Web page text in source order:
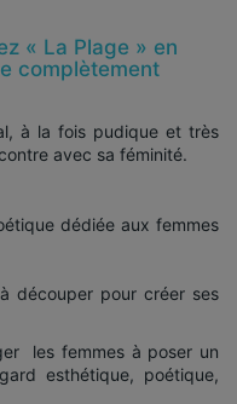
« La Plage » en
complètement
à la fois pudique et très
avec sa féminité.
dédiée aux femmes
découper pour créer ses
les femmes à poser un
esthétique, poétique,